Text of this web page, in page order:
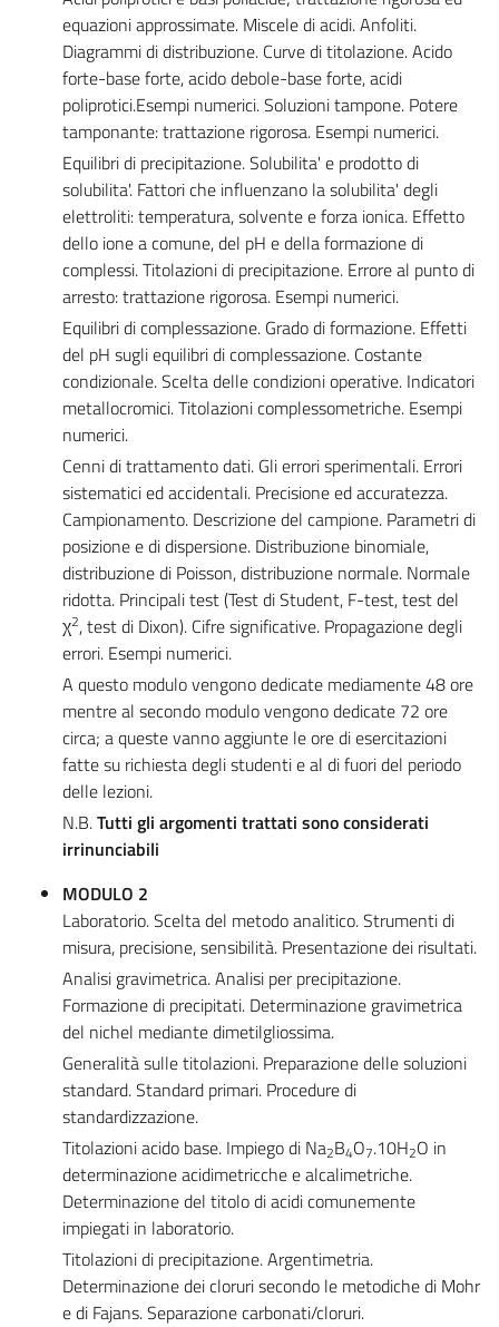
equazioni approssimate. Miscele di acidi. Anfoliti.
Diagrammi di distribuzione. Curve di titolazione. Acido
forte-base forte, acido debole-base forte, acidi
poliprotici.Esempi numerici. Soluzioni tampone. Potere
tamponante: trattazione rigorosa. Esempi numerici.
Equilibri di precipitazione. Solubilita' e prodotto di
solubilita'. Fattori che influenzano la solubilita' degli
elettroliti: temperatura, solvente e forza ionica. Effetto
dello ione a comune, del pH e della formazione di
complessi. Titolazioni di precipitazione. Errore al punto di
arresto: trattazione rigorosa. Esempi numerici.
Equilibri di complessazione. Grado di formazione. Effetti
del pH sugli equilibri di complessazione. Costante
condizionale. Scelta delle condizioni operative. Indicatori
metallocromici. Titolazioni complessometriche. Esempi
numerici.
Cenni di trattamento dati. Gli errori sperimentali. Errori
sistematici ed accidentali. Precisione ed accuratezza.
Campionamento. Descrizione del campione. Parametri di
posizione e di dispersione. Distribuzione binomiale,
distribuzione di Poisson, distribuzione normale. Normale
ridotta. Principali test (Test di Student, F-test, test del
χ2, test di Dixon). Cifre significative. Propagazione degli
errori. Esempi numerici.
A questo modulo vengono dedicate mediamente 48 ore
mentre al secondo modulo vengono dedicate 72 ore
circa; a queste vanno aggiunte le ore di esercitazioni
fatte su richiesta degli studenti e al di fuori del periodo
delle lezioni.
N.B.Tutti gli argomenti trattati sono considerati
irrinunciabili
MODULO 2
Laboratorio. Scelta del metodo analitico. Strumenti di
misura, precisione, sensibilità. Presentazione dei risultati.
Analisi gravimetrica. Analisi per precipitazione.
Formazione di precipitati. Determinazione gravimetrica
del nichel mediante dimetilgliossima.
Generalità sulle titolazioni. Preparazione delle soluzioni
standard. Standard primari. Procedure di
standardizzazione.
Titolazioni acido base. Impiego di Na2B4O7.10H2O in
determinazione acidimetricche e alcalimetriche.
Determinazione del titolo di acidi comunemente
impiegati in laboratorio.
Titolazioni di precipitazione. Argentimetria.
Determinazione dei cloruri secondo le metodiche di Mohr
e di Fajans. Separazione carbonati/cloruri.